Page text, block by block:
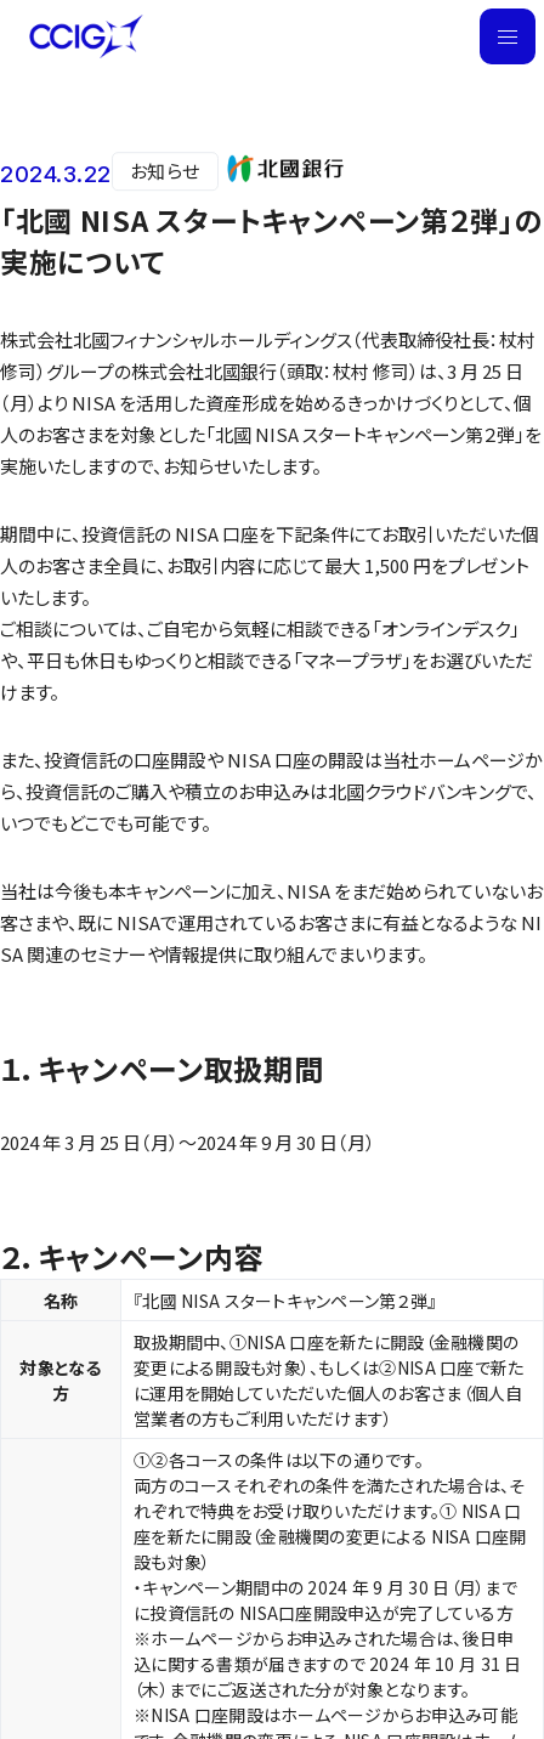
M
ニュース
2024.3.22 お知らせ
「北國 NISA スタートキャンペーン第２弾」の
実施について
株式会社北國フィナンシャルホールディングス（代表取締役社長：杖村
修司）グループの株式会社北國銀行（頭取：杖村 修司）は、3 月 25 日
（月）より NISA を活用した資産形成を始めるきっかけづくりとして、個
人のお客さまを対象とした「北國 NISA スタートキャンペーン第２弾」を
実施いたしますので、お知らせいたします。
期間中に、投資信託の NISA 口座を下記条件にてお取引いただいた個
人のお客さま全員に、お取引内容に応じて最大 1,500 円をプレゼント
いたします。
ご相談については、ご自宅から気軽に相談できる「オンラインデスク」
や、平日も休日もゆっくりと相談できる「マネープラザ」をお選びいただ
けます。
また、投資信託の口座開設や NISA 口座の開設は当社ホームページか
ら、投資信託のご購入や積立のお申込みは北國クラウドバンキングで、
いつでもどこでも可能です。
当社は今後も本キャンペーンに加え、NISA をまだ始められていないお
客さまや、既に NISAで運用されているお客さまに有益となるような NI
SA 関連のセミナーや情報提供に取り組んでまいります。
１．キャンペーン取扱期間
2024 年 3 月 25 日（月）～2024 年 9 月 30 日（月）
２．キャンペーン内容
名称 『北國 NISA スタートキャンペーン第２弾』
対象となる
方
取扱期間中、①NISA 口座を新たに開設（金融機関の
変更による開設も対象）、もしくは②NISA 口座で新た
に運用を開始していただいた個人のお客さま（個人自
営業者の方もご利用いただけます）
①②各コースの条件は以下の通りです。
両方のコースそれぞれの条件を満たされた場合は、そ
れぞれで特典をお受け取りいただけます。① NISA 口
座を新たに開設（金融機関の変更による NISA 口座開
設も対象）
・キャンペーン期間中の 2024 年 9 月 30 日（月）まで
に投資信託の NISA口座開設申込が完了している方
※ホームページからお申込みされた場合は、後日申
込に関する書類が届きますので 2024 年 10 月 31 日
（木）までにご返送された分が対象となります。
※NISA 口座開設はホームページからお申込み可能